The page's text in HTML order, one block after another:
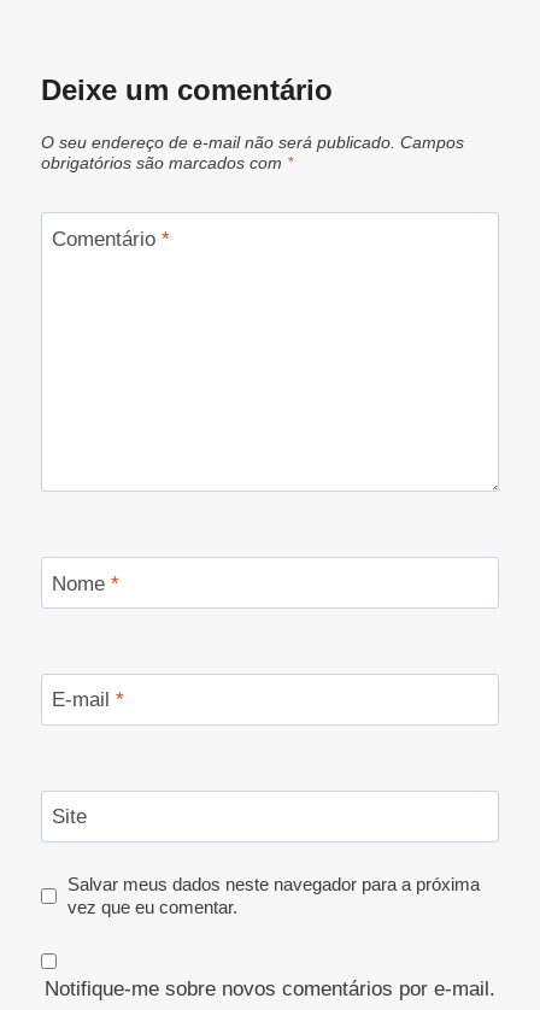
Deixe um comentário
O seu endereço de e-mail não será publicado. Campos
obrigatórios são marcados com *
Comentário *
Nome *
E-mail *
Site
Salvar meus dados neste navegador para a próxima
vez que eu comentar.
Notifique-me sobre novos comentários por e-mail.